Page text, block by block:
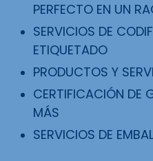
PERFECTO EN UN
SERVICIOS DE
ETIQUETADO
PRODUCTOS Y
CERTIFICACIÓN DE
MÁS
SERVICIOS DE